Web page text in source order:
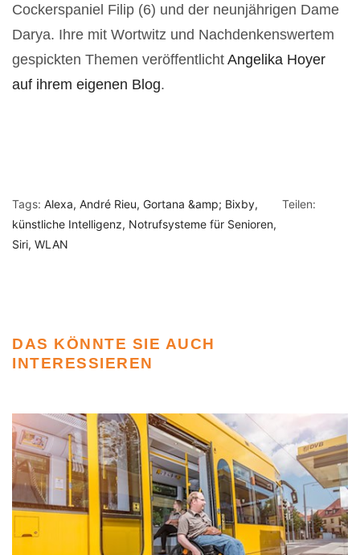
Cockerspaniel Filip (6) und der neunjährigen Dame
Darya. Ihre mit Wortwitz und Nachdenkenswertem
gespickten Themen veröffentlicht Angelika Hoyer
auf ihrem eigenen Blog.
Tags: Alexa André Rieu Gortana &amp; Bixby
künstliche Intelligenz Notrufsysteme für Senioren
Siri WLAN
Teilen:
DAS KÖNNTE SIE AUCH
INTERESSIEREN